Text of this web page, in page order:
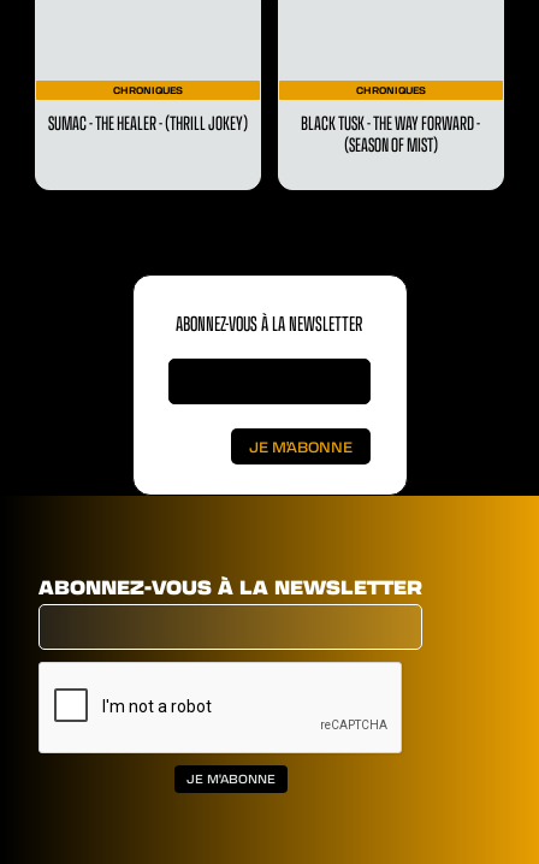
CHRONIQUES
SUMAC - THE HEALER - (THRILL JOKEY)
CHRONIQUES
BLACK TUSK - THE WAY FORWARD -
(SEASON OF MIST)
ABONNEZ-VOUS À LA NEWSLETTER
ABONNEZ-VOUS À LA NEWSLETTER